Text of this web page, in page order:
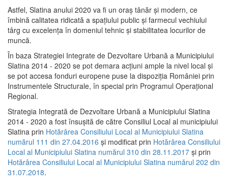
Astfel, Slatina anului 2020 va fi un oraş tânăr şi modern, ce
îmbină calitatea ridicată a spaţiului public şi farmecul vechiului
târg cu excelenţa în domeniul tehnic şi stabilitatea locurilor de
muncă.
În baza Strategiei Integrate de Dezvoltare Urbană a Municipiului
Slatina 2014 - 2020 se pot demara acţiuni ample la nivel local şi
se pot accesa fonduri europene puse la dispoziţia României prin
Instrumentele Structurale, în special prin Programul Operațional
Regional.
Strategia Integrată de Dezvoltare Urbană a Municipiului Slatina
2014 - 2020 a fost însuşită de către Consiliul Local al municipiului
Slatina prin Hotărârea Consiliului Local al Municipiului Slatina
numărul 111 din 27.04.2016 și modificat prin Hotărârea Consiliului
Local al Municipiului Slatina numărul 310 din 28.11.2017 și prin
Hotărârea Consiliului Local al Municipiului Slatina numărul 202 din
31.07.2018.